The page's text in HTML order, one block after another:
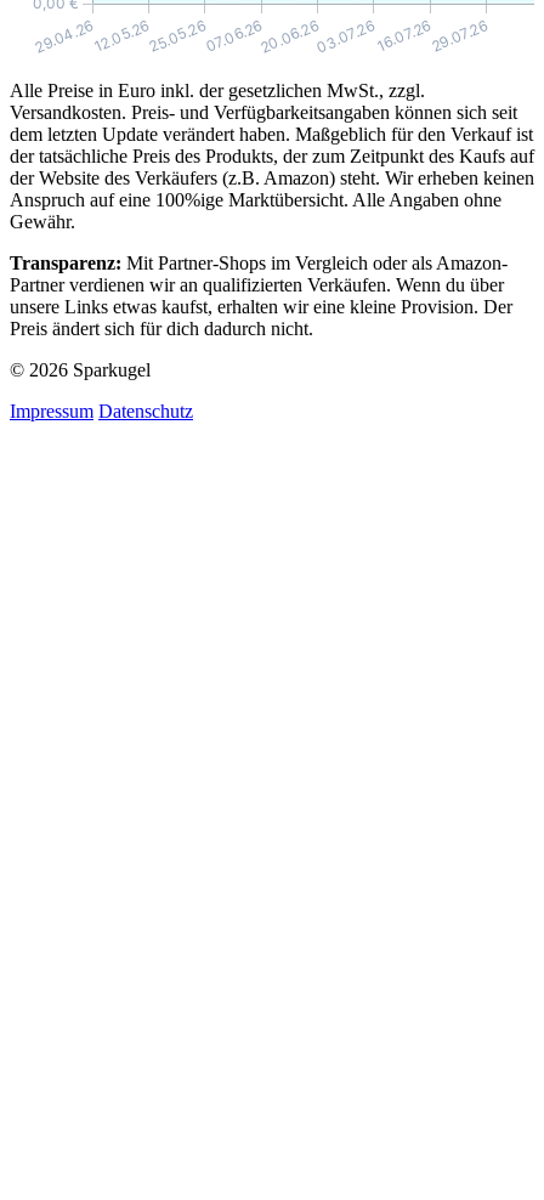
Alle Preise in Euro inkl. der gesetzlichen MwSt., zzgl.
Versandkosten. Preis- und Verfügbarkeitsangaben können sich seit
dem letzten Update verändert haben. Maßgeblich für den Verkauf ist
der tatsächliche Preis des Produkts, der zum Zeitpunkt des Kaufs auf
der Website des Verkäufers (z.B. Amazon) steht. Wir erheben keinen
Anspruch auf eine 100%ige Marktübersicht. Alle Angaben ohne
Gewähr.
Transparenz: Mit Partner-Shops im Vergleich oder als Amazon-
Partner verdienen wir an qualifizierten Verkäufen. Wenn du über
unsere Links etwas kaufst, erhalten wir eine kleine Provision. Der
Preis ändert sich für dich dadurch nicht.
© 2026 Sparkugel
Impressum Datenschutz